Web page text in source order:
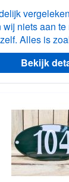
niets aan
Alles is
Bekijk